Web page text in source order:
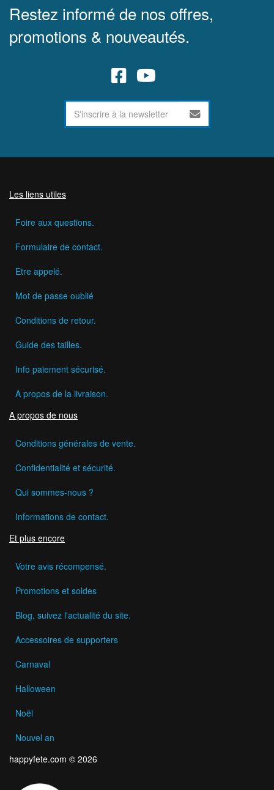
Restez informé de nos offres,
promotions & nouveautés.
Les liens utiles
Foire aux questions.
Formulaire de contact.
Etre appelé.
Mot de passe oublié
Conditions de retour.
Guide des tailles.
Info paiement sécurisé.
A propos de la livraison.
A propos de nous
Conditions générales de vente.
Confidentialité et sécurité.
Qui sommes-nous ?
Informations de contact.
Et plus encore
Votre avis récompensé.
Promotions et soldes
Blog, suivez l'actualité du site.
Accessoires de supporters
Carnaval
Halloween
Noël
Nouvel an
happyfete.com © 2026